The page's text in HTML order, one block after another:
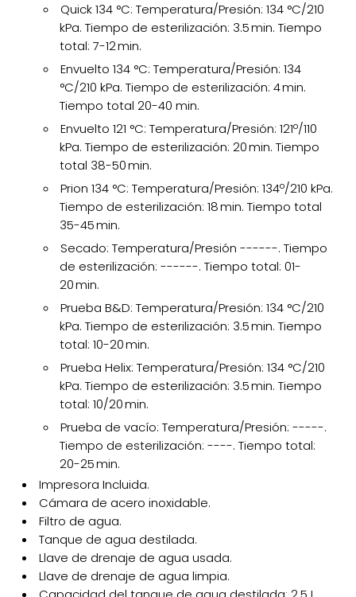
Quick 134 °C: Temperatura/Presión: 134 °C/210
kPa. Tiempo de esterilización: 3.5 min. Tiempo
total: 7-12 min.
Envuelto 134 °C: Temperatura/Presión: 134
°C/210 kPa. Tiempo de esterilización: 4 min.
Tiempo total 20-40 min.
Envuelto 121 °C: Temperatura/Presión: 121º/110
kPa. Tiempo de esterilización: 20 min. Tiempo
total 38-50 min.
Prion 134 °C: Temperatura/Presión: 134º/210 kPa.
Tiempo de esterilización: 18 min. Tiempo total
35-45 min.
Secado: Temperatura/Presión ------. Tiempo
de esterilización: ------. Tiempo total: 01-
20 min.
Prueba B&D: Temperatura/Presión: 134 °C/210
kPa. Tiempo de esterilización: 3.5 min. Tiempo
total: 10-20 min.
Prueba Helix: Temperatura/Presión: 134 °C/210
kPa. Tiempo de esterilización: 3.5 min. Tiempo
total: 10/20 min.
Prueba de vacío: Temperatura/Presión: -----.
Tiempo de esterilización: ----. Tiempo total:
20-25 min.
Impresora Incluida.
Cámara de acero inoxidable.
Filtro de agua.
Tanque de agua destilada.
Llave de drenaje de agua usada.
Llave de drenaje de agua limpia.